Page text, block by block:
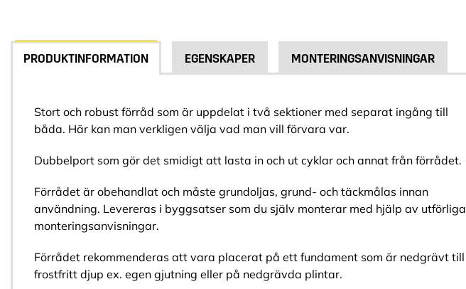
PRODUKTINFORMATION EGENSKAPER MONTERINGSANVISNINGAR
Stort och robust förråd som är uppdelat i två sektioner med separat ingång till
båda. Här kan man verkligen välja vad man vill förvara var.
Dubbelport som gör det smidigt att lasta in och ut cyklar och annat från förrådet.
Förrådet är obehandlat och måste grundoljas, grund- och täckmålas innan
användning. Levereras i byggsatser som du själv monterar med hjälp av utförliga
monteringsanvisningar.
Förrådet rekommenderas att vara placerat på ett fundament som är nedgrävt till
frostfritt djup ex. egen gjutning eller på nedgrävda plintar.